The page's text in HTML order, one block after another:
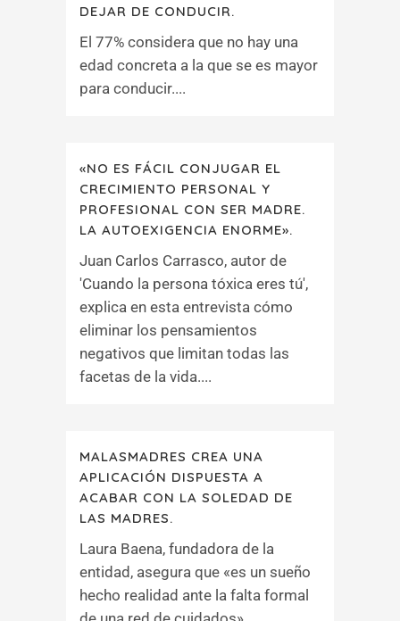
DEJAR DE CONDUCIR.
El 77% considera que no hay una
edad concreta a la que se es mayor
para conducir....
«NO ES FÁCIL CONJUGAR EL
CRECIMIENTO PERSONAL Y
PROFESIONAL CON SER MADRE.
LA AUTOEXIGENCIA ENORME».
Juan Carlos Carrasco, autor de
'Cuando la persona tóxica eres tú',
explica en esta entrevista cómo
eliminar los pensamientos
negativos que limitan todas las
facetas de la vida....
MALASMADRES CREA UNA
APLICACIÓN DISPUESTA A
ACABAR CON LA SOLEDAD DE
LAS MADRES.
Laura Baena, fundadora de la
entidad, asegura que «es un sueño
hecho realidad ante la falta formal